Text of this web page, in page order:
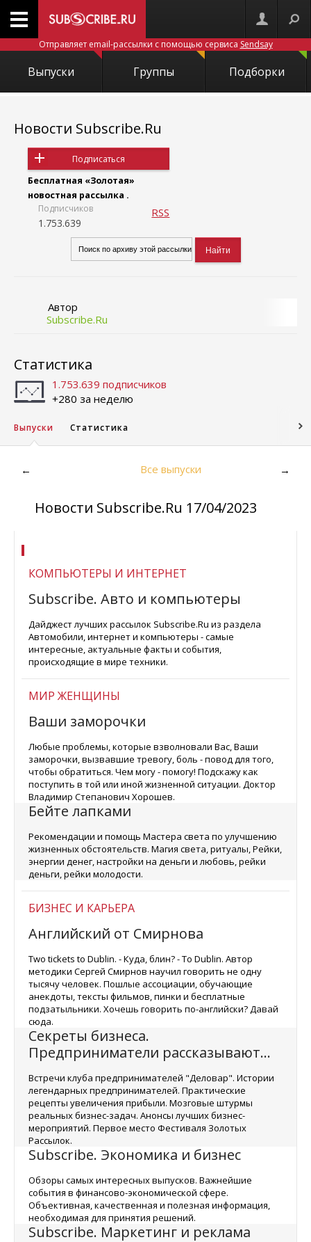
Отправляет email-рассылки с помощью сервиса Sendsay
Выпуски Группы Подборки
Новости Subscribe.Ru
Подписаться
Бесплатная «Золотая»
новостная рассылка .
Подписчиков
1.753.639
RSS
Автор
Subscribe.Ru
Статистика
1.753.639 подписчиков
+280 за неделю
Выпуски Статистика
← Все выпуски →
Новости Subscribe.Ru 17/04/2023
КОМПЬЮТЕРЫ И ИНТЕРНЕТ
Subscribe. Авто и компьютеры
Дайджест лучших рассылок Subscribe.Ru из раздела
Автомобили, интернет и компьютеры - самые
интересные, актуальные факты и события,
происходящие в мире техники.
МИР ЖЕНЩИНЫ
Ваши заморочки
Любые проблемы, которые взволновали Вас, Ваши
заморочки, вызвавшие тревогу, боль - повод для того,
чтобы обратиться. Чем могу - помогу! Подскажу как
поступить в той или иной жизненной ситуации. Доктор
Владимир Степанович Хорошев.
Бейте лапками
Рекомендации и помощь Мастера света по улучшению
жизненных обстоятельств. Магия света, ритуалы, Рейки,
энергии денег, настройки на деньги и любовь, рейки
деньги, рейки молодости.
БИЗНЕС И КАРЬЕРА
Английский от Смирнова
Two tickets to Dublin. - Куда, блин? - To Dublin. Автор
методики Сергей Смирнов научил говорить не одну
тысячу человек. Пошлые ассоциации, обучающие
анекдоты, тексты фильмов, пинки и бесплатные
подзатыльники. Хочешь говорить по-английски? Давай
сюда.
Секреты бизнеса.
Предприниматели рассказывают...
Встречи клуба предпринимателей "Деловар". Истории
легендарных предпринимателей. Практические
рецепты увеличения прибыли. Мозговые штурмы
реальных бизнес-задач. Анонсы лучших бизнес-
мероприятий. Первое место Фестиваля Золотых
Рассылок.
Subscribe. Экономика и бизнес
Обзоры самых интересных выпусков. Важнейшие
события в финансово-экономической сфере.
Объективная, качественная и полезная информация,
необходимая для принятия решений.
Subscribe. Маркетинг и реклама